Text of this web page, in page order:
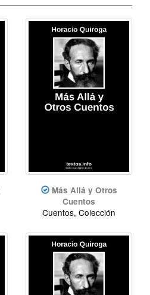
Más Allá y Otros
Cuentos
Cuentos, Colección